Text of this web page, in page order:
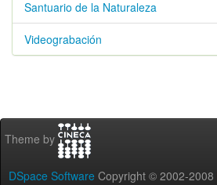
Santuario de la Naturaleza
Videograbación
Theme by
DSpace Software Copyright © 2002-2008